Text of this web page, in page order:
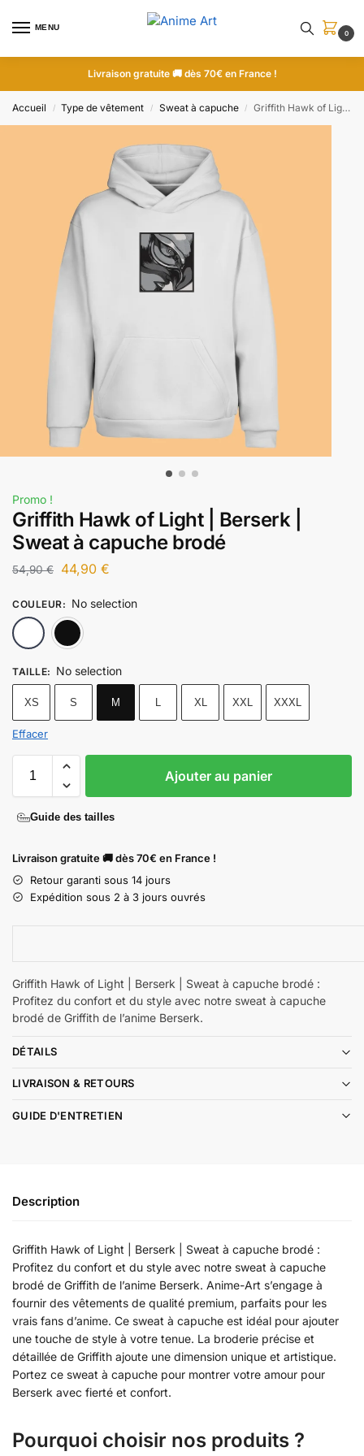
MENU
0
Livraison gratuite 🚚 dès 70€ en France !
Accueil / Type de vêtement / Sweat à capuche / Griffith Hawk of Light | Berserk | Sweat à capuche brodé
Promo !
Griffith Hawk of Light | Berserk |
Sweat à capuche brodé
54,90€ 44,90 €
COULEUR: No selection
TAILLE: No selection
XS S M L XL XXL XXXL
Effacer
Ajouter au panier
Guide des tailles
Livraison gratuite 🚚 dès 70€ en France !
Retour garanti sous 14 jours
Expédition sous 2 à 3 jours ouvrés
Griffith Hawk of Light | Berserk | Sweat à capuche brodé :
Profitez du confort et du style avec notre sweat à capuche
brodé de Griffith de l’anime Berserk.
DÉTAILS
LIVRAISON & RETOURS
GUIDE D'ENTRETIEN
Description
Griffith Hawk of Light | Berserk | Sweat à capuche brodé :
Profitez du confort et du style avec notre sweat à capuche
brodé de Griffith de l’anime Berserk. Anime-Art s’engage à
fournir des vêtements de qualité premium, parfaits pour les
vrais fans d’anime. Ce sweat à capuche est idéal pour ajouter
une touche de style à votre tenue. La broderie précise et
détaillée de Griffith ajoute une dimension unique et artistique.
Portez ce sweat à capuche pour montrer votre amour pour
Berserk avec fierté et confort.
Pourquoi choisir nos produits ?